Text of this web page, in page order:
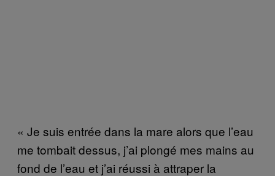
« Je suis entrée dans la mare alors que l’eau
me tombait dessus, j’ai plongé mes mains au
fond de l’eau et j’ai réussi à attraper la